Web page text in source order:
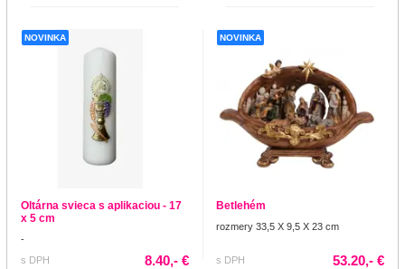
NOVINKA
Oltárna svieca s aplikaciou - 17
x 5 cm
-
s DPH
8.40,- €
NOVINKA
Betlehém
rozmery 33,5 X 9,5 X 23 cm
s DPH 53.20,- €